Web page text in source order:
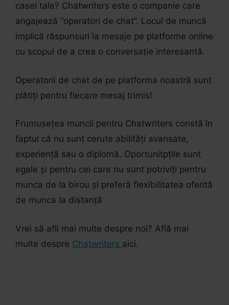
casei tale? Chatwriters este o companie care
angajează “operatori de chat”. Locul de muncă
implică răspunsuri la mesaje pe platforme online
cu scopul de a crea o conversație interesantă.
Operatorii de chat de pe platforma noastră sunt
plătiți pentru fiecare mesaj trimis!
Frumusețea muncii pentru Chatwriters constă în
faptul că nu sunt cerute abilități avansate,
experiență sau o diplomă. Oportunitpțile sunt
egale și pentru cei care nu sunt potriviți pentru
munca de la birou și preferă flexibilitatea oferită
de munca la distanță
Vrei să afli mai multe despre noi? Află mai
multe despre Chatwriters aici.